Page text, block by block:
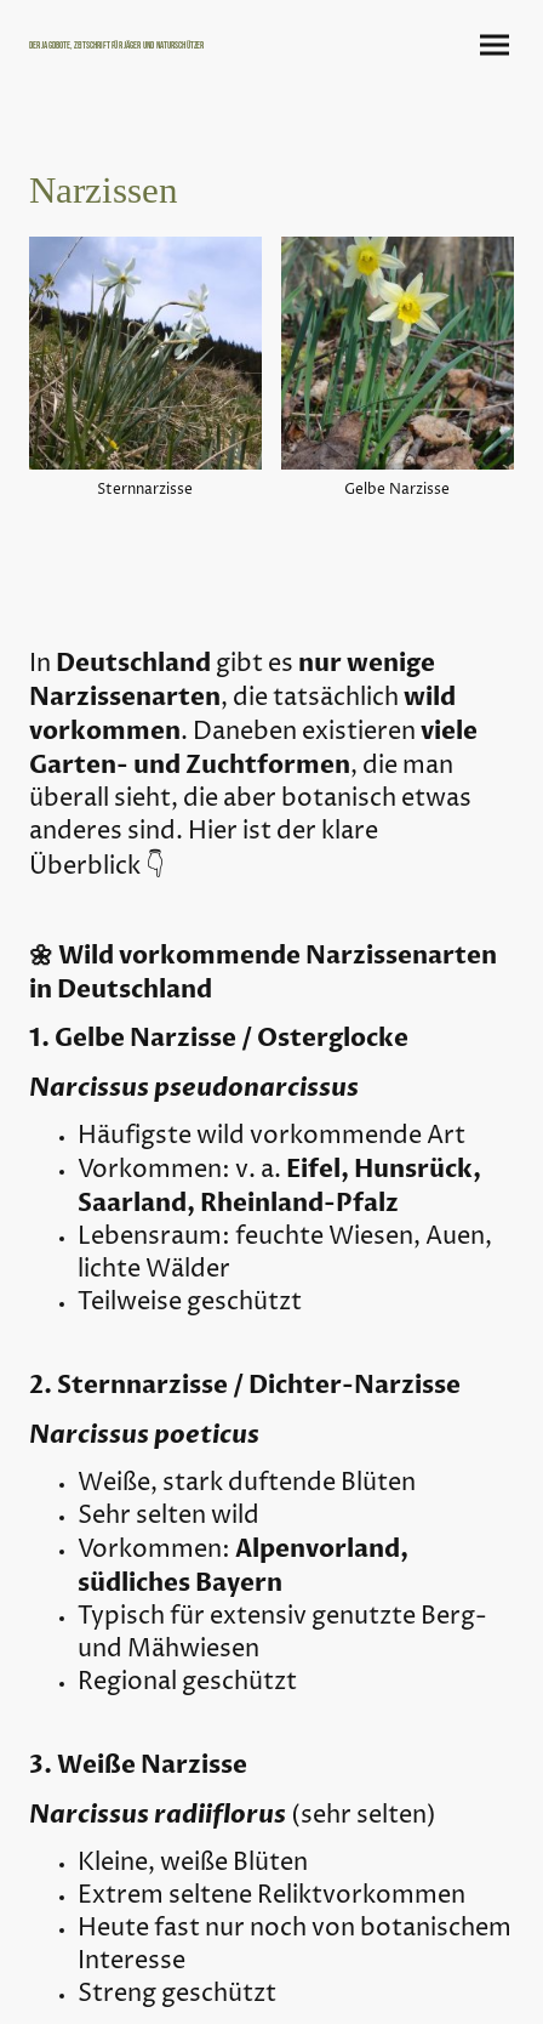
Der Jagdbote, Zeitschrift für Jäger und Naturschützer
Narzissen
Sternnarzisse Gelbe Narzisse
In Deutschland gibt es nur wenige
Narzissenarten, die tatsächlichwild
vorkommen. Daneben existierenviele
Garten- und Zuchtformen, die man
überall sieht, die aber botanisch etwas
anderes sind. Hier ist der klare
Überblick 👇
🌼 Wild vorkommende Narzissenarten
in Deutschland
1. Gelbe Narzisse / Osterglocke
Narcissus pseudonarcissus
Häufigste wild vorkommende Art
Vorkommen: v. a. Eifel, Hunsrück,
Saarland, Rheinland-Pfalz
Lebensraum: feuchte Wiesen, Auen,
lichte Wälder
Teilweise geschützt
2. Sternnarzisse / Dichter-Narzisse
Narcissus poeticus
Weiße, stark duftende Blüten
Sehr selten wild
Vorkommen: Alpenvorland,
südliches Bayern
Typisch für extensiv genutzte Berg-
und Mähwiesen
Regional geschützt
3. Weiße Narzisse
Narcissus radiiflorus (sehr selten)
Kleine, weiße Blüten
Extrem seltene Reliktvorkommen
Heute fast nur noch von botanischem
Interesse
Streng geschützt